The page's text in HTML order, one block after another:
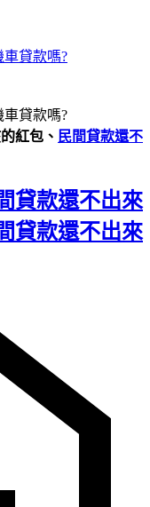
車貸款嗎?
車貸款嗎?
紅包、 民間貸款還不
貸款還不出來
貸款還不出來